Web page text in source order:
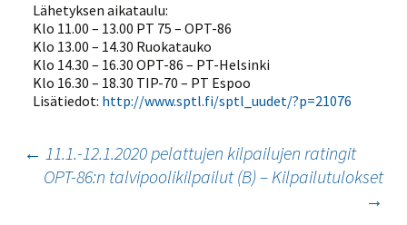
Lähetyksen aikataulu:
Klo 11.00 – 13.00 PT 75 – OPT-86
Klo 13.00 – 14.30 Ruokatauko
Klo 14.30 – 16.30 OPT-86 – PT-Helsinki
Klo 16.30 – 18.30 TIP-70 – PT Espoo
Lisätiedot: http://www.sptl.fi/sptl_uudet/?p=21076
Artikkelien
selaus
← 11.1.-12.1.2020 pelattujen kilpailujen ratingit
OPT-86:n talvipoolikilpailut (B) – Kilpailutulokset
→